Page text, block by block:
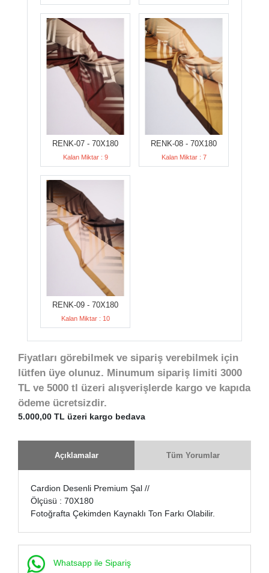
RENK-07 - 70X180
Kalan Miktar : 9
RENK-08 - 70X180
Kalan Miktar : 7
RENK-09 - 70X180
Kalan Miktar : 10
Fiyatları görebilmek ve sipariş verebilmek için
lütfen üye olunuz. Minumum sipariş limiti 3000
TL ve 5000 tl üzeri alışverişlerde kargo ve kapıda
ödeme ücretsizdir.
5.000,00 TL üzeri kargo bedava
Açıklamalar Tüm Yorumlar
Cardion Desenli Premium Şal //
Ölçüsü : 70X180
Fotoğrafta Çekimden Kaynaklı Ton Farkı Olabilir.
Whatsapp ile Sipariş